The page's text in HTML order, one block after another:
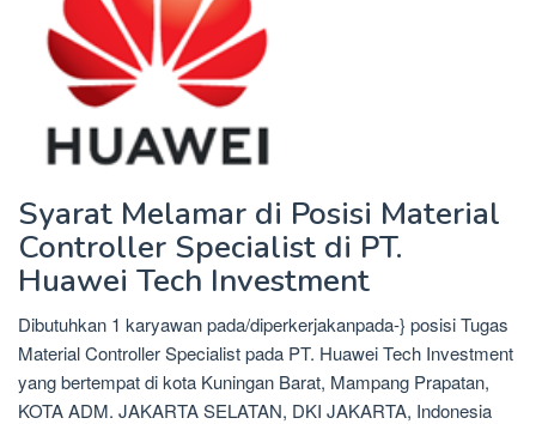
Syarat Melamar di Posisi Material
Controller Specialist di PT.
Huawei Tech Investment
Dibutuhkan 1 karyawan pada/diperkerjakanpada-} posisi Tugas
Material Controller Specialist pada PT. Huawei Tech Investment
yang bertempat di kota Kuningan Barat, Mampang Prapatan,
KOTA ADM. JAKARTA SELATAN, DKI JAKARTA, Indonesia